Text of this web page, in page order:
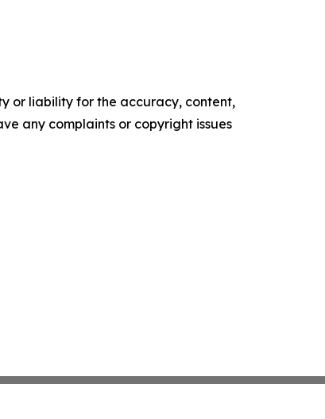
or liability for the accuracy, content,
any complaints or copyright issues